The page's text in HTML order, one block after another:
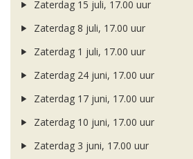
Zaterdag 15 juli, 17.00 uur
Zaterdag 8 juli, 17.00 uur
Zaterdag 1 juli, 17.00 uur
Zaterdag 24 juni, 17.00 uur
Zaterdag 17 juni, 17.00 uur
Zaterdag 10 juni, 17.00 uur
Zaterdag 3 juni, 17.00 uur